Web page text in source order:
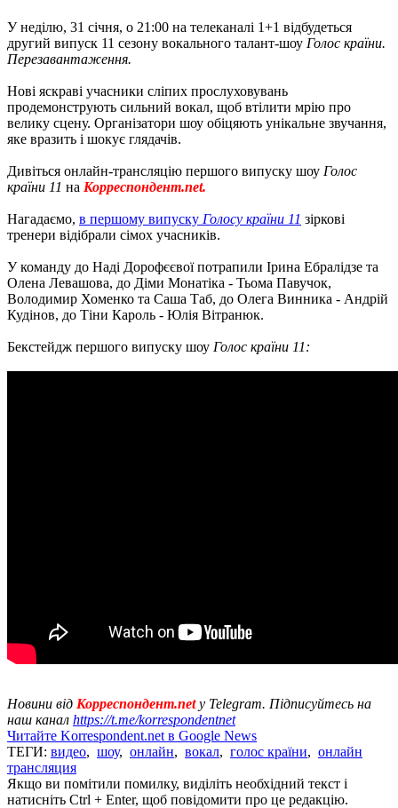
У неділю, 31 січня, о 21:00 на телеканалі 1+1 відбудеться
другий випуск 11 сезону вокального талант-шоу Голос країни.
Перезавантаження.
Нові яскраві учасники сліпих прослуховувань
продемонструють сильний вокал, щоб втілити мрію про
велику сцену. Організатори шоу обіцяють унікальне звучання,
яке вразить і шокує глядачів.
Дивіться онлайн-трансляцію першого випуску шоу Голос
країни 11 на Корреспондент.net.
Нагадаємо, в першому випуску Голосу країни 11 зіркові
тренери відібрали сімох учасників.
У команду до Наді Дорофєєвої потрапили Ірина Ебралідзе та
Олена Левашова, до Діми Монатіка - Тьома Павучок,
Володимир Хоменко та Саша Таб, до Олега Винника - Андрій
Кудінов, до Тіни Кароль - Юлія Вітранюк.
Бекстейдж першого випуску шоу Голос країни 11:
Новини від Корреспондент.netу Telegram. Підписуйтесь на
наш канал https://t.me/korrespondentnet
Читайте Korrespondent.net в Google News
ТЕГИ: видео, шоу, онлайн, вокал, голос країни, онлайн
трансляция
Якщо ви помітили помилку, виділіть необхідний текст і
натисніть Ctrl + Enter, щоб повідомити про це редакцію.